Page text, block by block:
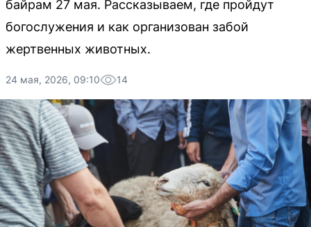
байрам 27 мая. Рассказываем, где пройдут
богослужения и как организован забой
жертвенных животных.
24 мая, 2026, 09:10 14